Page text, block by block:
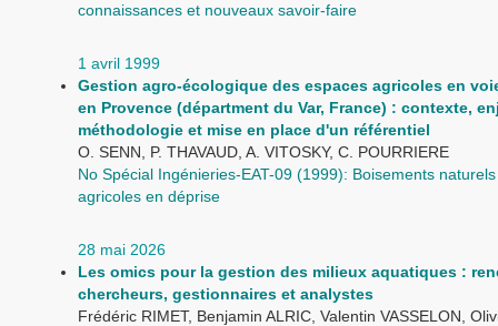
connaissances et nouveaux savoir-faire
1 avril 1999
Gestion agro-écologique des espaces agricoles en
en Provence (départment du Var, France) : contexte,
méthodologie et mise en place d'un référentiel
O. SENN, P. THAVAUD, A. VITOSKY, C. POURRIERE
No Spécial Ingénieries-EAT-09 (1999): Boisements
agricoles en déprise
28 mai 2026
Les omics pour la gestion des milieux aquatiques :
chercheurs, gestionnaires et analystes
Frédéric RIMET, Benjamin ALRIC, Valentin VASSELON,